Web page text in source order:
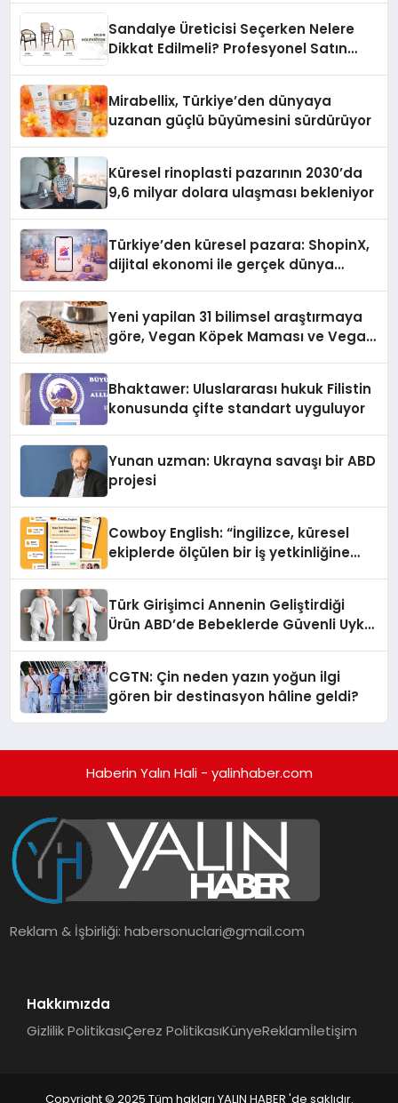
Sandalye Üreticisi Seçerken Nelere
Dikkat Edilmeli? Profesyonel Satın
Mirabellix, Türkiye’den dünyaya
uzanan güçlü büyümesini sürdürüyor
Küresel rinoplasti pazarının 2030’da
9,6 milyar dolara ulaşması bekleniyor
Türkiye’den küresel pazara: ShopinX,
dijital ekonomi ile gerçek dünya
Yeni yapilan 31 bilimsel araştırmaya
göre, Vegan Köpek Maması ve Vegan
Bhaktawer: Uluslararası hukuk Filistin
konusunda çifte standart uyguluyor
Yunan uzman: Ukrayna savaşı bir ABD
projesi
Cowboy English: “İngilizce, küresel
ekiplerde ölçülen bir iş yetkinliğine
Türk Girişimci Annenin Geliştirdiği
Ürün ABD’de Bebeklerde Güvenli Uyku
CGTN: Çin neden yazın yoğun ilgi
gören bir destinasyon hâline geldi?
Haberin Yalın Hali - yalinhaber.com
Reklam & İşbirliği:habersonuclari@gmail.com
Hakkımızda
Gizlilik PolitikasıÇerez PolitikasıKünyeReklamİletişim
Copyright © 2025 Tüm hakları YALIN HABER 'de saklıdır.